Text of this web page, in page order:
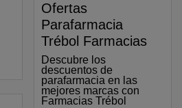
Ofertas
Parafarmacia
Trébol Farmacias
Descubre los
descuentos de
parafarmacia en las
mejores marcas con
Farmacias Trébol